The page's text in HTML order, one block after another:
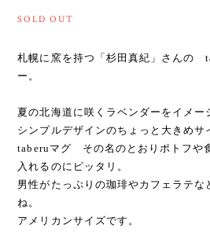
SOLD OUT
札幌に窯を持つ「杉田真紀」さんの
ー。
夏の北海道に咲くラベンダーをイメー
シンプルデザインのちょっと大きめサ
taberuマグ その名のとおりポトフや
入れるのにピッタリ。
男性がたっぷりの珈琲やカフェラテな
ね。
アメリカンサイズです。